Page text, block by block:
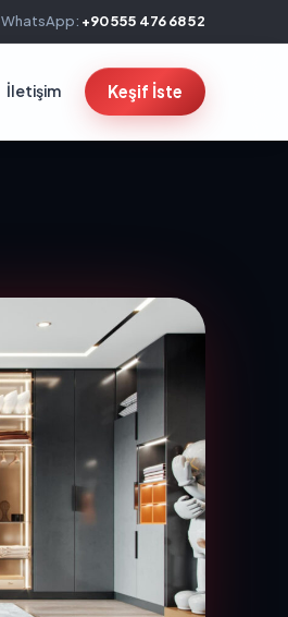
WhatsApp: +90 555 476 68 52
İletişim Keşif İste